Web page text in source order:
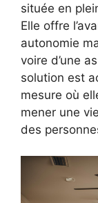
située en
Elle offre
autonomie
voire d’une
solution est
mesure où
mener une
des